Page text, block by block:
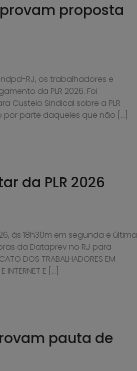
proposta
RJ, os trabalhadores e
da PLR 2026. Foi
Sindical sobre a PLR
parte daqueles que não […]
da PLR 2026
às 18h30m em segunda e última
da Dataprev no RJ para
DOS TRABALHADORES EM
INTERNET E […]
pauta de